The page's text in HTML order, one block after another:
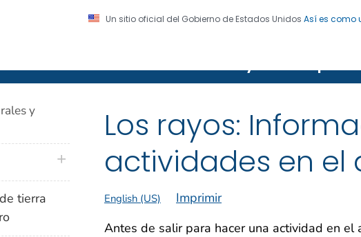
Un sitio oficial del Gobierno de Estados Unidos Así es como
y la Prevención de Enfermedades. CDC 24/7: Salvamos
Los rayos:
actividades en el
English (US)
Imprimir
Antes de salir para hacer una actividad en el
y
plus icon
tierra